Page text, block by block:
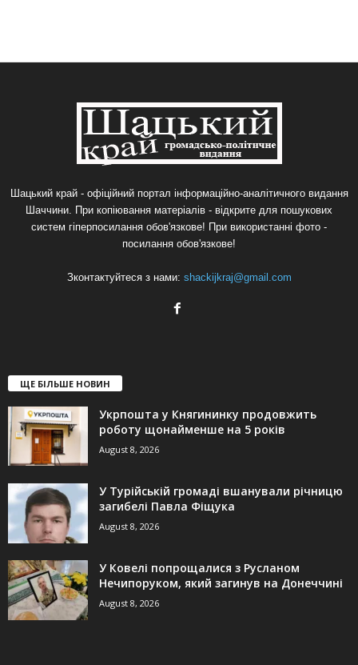
Шацький край - офіційний портал інформаційно-аналітичного видання
Шаччини. При копіювання матеріалів - відкрите для пошукових
систем гіперпосилання обов'язкове! При використанні фото -
посилання обов'язкове!
Зконтактуйтеся з нами: shackijkraj@gmail.com
ЩЕ БІЛЬШЕ НОВИН
Укрпошта у Княгининку продовжить
роботу щонайменше на 5 років
August 8, 2026
У Турійській громаді вшанували річницю
загибелі Павла Фіщука
August 8, 2026
У Ковелі попрощалися з Русланом
Нечипоруком, який загинув на Донеччині
August 8, 2026